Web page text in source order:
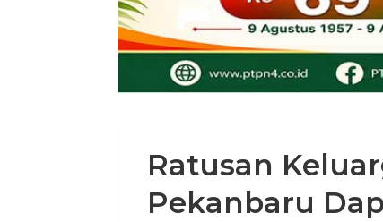
Ratusan
Pekanbaru